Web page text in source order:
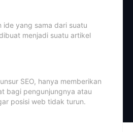
ide yang sama dari suatu
menjadi suatu artikel
SEO, hanya memberikan
bagi pengunjungnya atau
posisi web tidak turun.